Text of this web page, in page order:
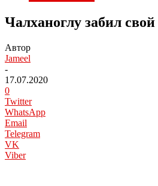
Чалханоглу забил
Автор
Jameel
-
17.07.2020
0
Twitter
WhatsApp
Email
Telegram
VK
Viber